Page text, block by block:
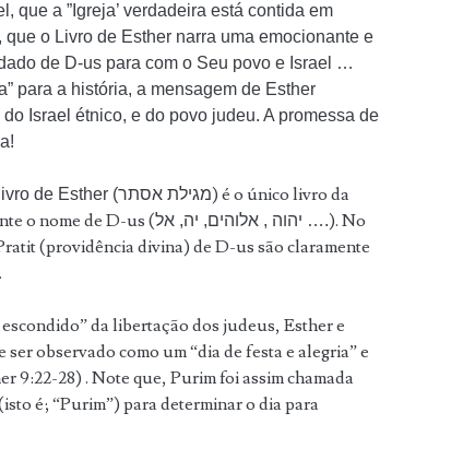
que a ”Igreja’ verdadeira está contida em
que o Livro de Esther narra uma emocionante e
de D-us para com o Seu povo e Israel …
para a história, a mensagem de Esther
Israel étnico, e do povo judeu. A promessa de
Muito se fala sobre o fato de que o livro de Esther (מגילת אסתר) é o único livro da
o nome de D-us (
יהוה , אלוהים, יה, אל ….). No
(providência divina) de D-us são claramente
escondido” da libertação dos judeus, Esther e
observado como um “dia de festa e alegria” e
9:22-28) . Note que, Purim foi assim chamada
é; “Purim”) para determinar o dia para